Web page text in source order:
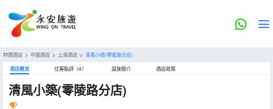
特價酒店 > 中國酒店 > 上海酒店 > 清風小築(零陵路分店)
酒店概览 住客點評（4） 設施簡介 酒店政策
清風小築(零陵路分店)